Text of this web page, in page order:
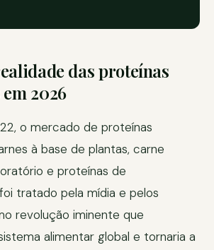
das proteínas
2026
o mercado de proteínas
à base de plantas, carne
e proteínas de
tratado pela mídia e pelos
revolução iminente que
alimentar global e tornaria a